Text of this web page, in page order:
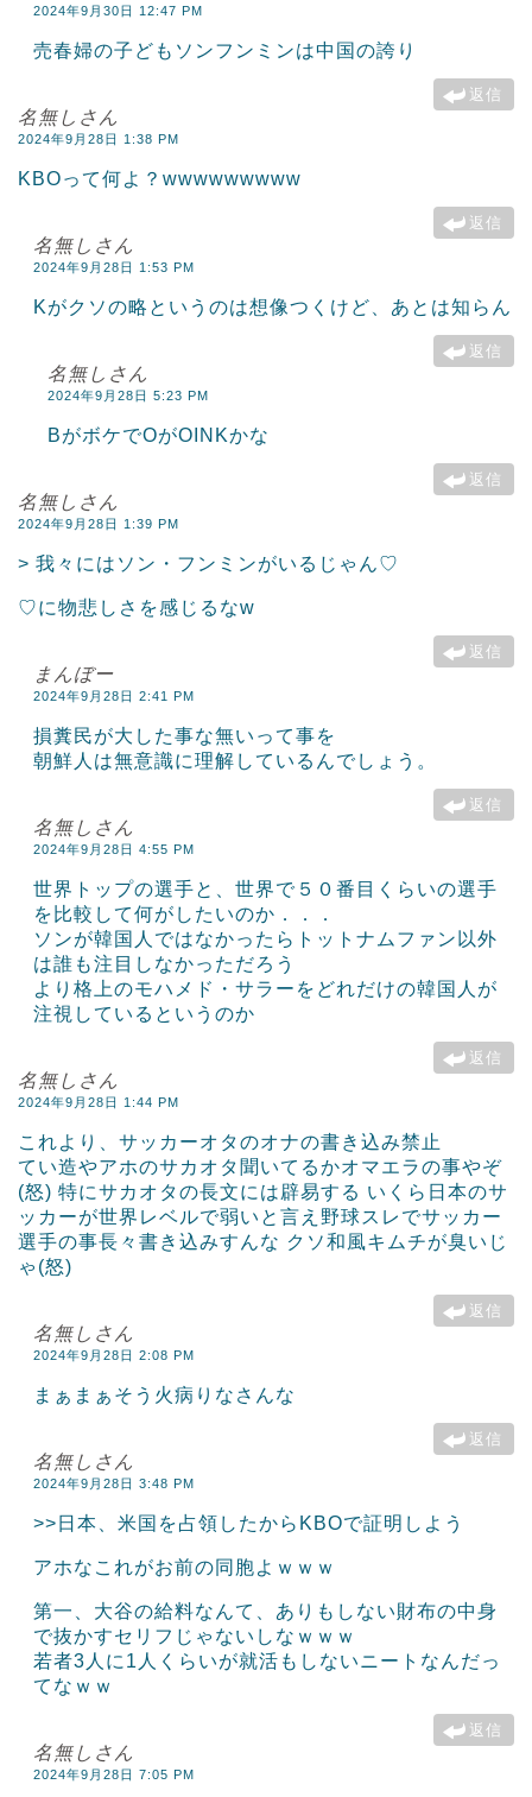
2024年9月30日 12:47 PM
売春婦の子どもソンフンミンは中国の誇り
返信
名無しさん
2024年9月28日 1:38 PM
KBOって何よ？wwwwwwwww
返信
名無しさん
2024年9月28日 1:53 PM
Kがクソの略というのは想像つくけど、あとは知らん
返信
名無しさん
2024年9月28日 5:23 PM
BがボケでOがOINKかな
返信
名無しさん
2024年9月28日 1:39 PM
> 我々にはソン・フンミンがいるじゃん♡
♡に物悲しさを感じるなw
返信
まんぼー
2024年9月28日 2:41 PM
損糞民が大した事な無いって事を
朝鮮人は無意識に理解しているんでしょう。
返信
名無しさん
2024年9月28日 4:55 PM
世界トップの選手と、世界で５０番目くらいの選手
を比較して何がしたいのか．．．
ソンが韓国人ではなかったらトットナムファン以外
は誰も注目しなかっただろう
より格上のモハメド・サラーをどれだけの韓国人が
注視しているというのか
返信
名無しさん
2024年9月28日 1:44 PM
これより、サッカーオタのオナの書き込み禁止
てい造やアホのサカオタ聞いてるかオマエラの事やぞ
(怒) 特にサカオタの長文には辟易する いくら日本のサ
ッカーが世界レベルで弱いと言え野球スレでサッカー
選手の事長々書き込みすんな クソ和風キムチが臭いじ
ゃ(怒)
返信
名無しさん
2024年9月28日 2:08 PM
まぁまぁそう火病りなさんな
返信
名無しさん
2024年9月28日 3:48 PM
>>日本、米国を占領したからKBOで証明しよう
アホなこれがお前の同胞よｗｗｗ
第一、大谷の給料なんて、ありもしない財布の中身
で抜かすセリフじゃないしなｗｗｗ
若者3人に1人くらいが就活もしないニートなんだっ
てなｗｗ
返信
名無しさん
2024年9月28日 7:05 PM